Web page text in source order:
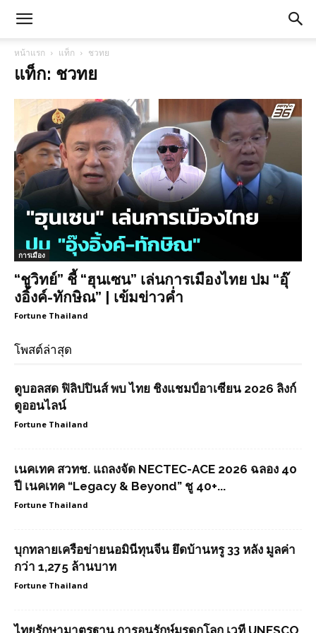
หน้าแรก แท็ก ชวทย
แท็ก: ชวทย
การเมือง
“ชูวิทย์” ชี้ “ฮุนเซน” เล่นการเมืองไทย ปม “อุ๊
งอิ้งค์-ทักษิณ” | เข้มข่าวค่ำ
Fortune Thailand
โพสต์ล่าสุด
ดูบอลสด ฟิลิปปินส์ พบ ไทย ชิงแชมป์อาเซียน 2026 ลิงก์
ดูออนไลน์
Fortune Thailand
เนคเทค สวทช. แถลงจัด NECTEC-ACE 2026 ฉลอง 40
ปี เนคเทค “Legacy & Beyond” ชู 40+...
Fortune Thailand
บุกทลายเครือข่ายนอมินีทุนจีน ยึดบ้านหรู 33 หลัง มูลค่า
กว่า 1,275 ล้านบาท
Fortune Thailand
ไทยรักษามาตรฐาน การอนุรักษ์มรดกโลก เวที UNESCO